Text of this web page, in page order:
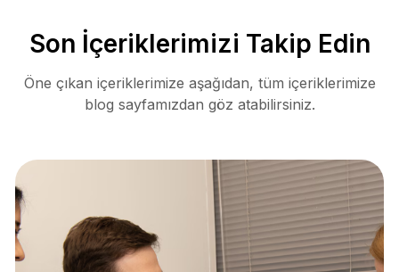
Son İçeriklerimizi Takip Edin
Öne çıkan içeriklerimize aşağıdan, tüm içeriklerimize
blog sayfamızdan göz atabilirsiniz.